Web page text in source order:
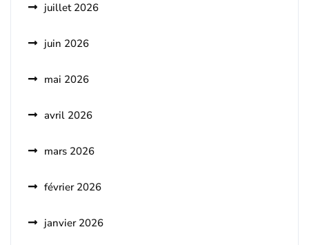
juillet 2026
juin 2026
mai 2026
avril 2026
mars 2026
février 2026
janvier 2026